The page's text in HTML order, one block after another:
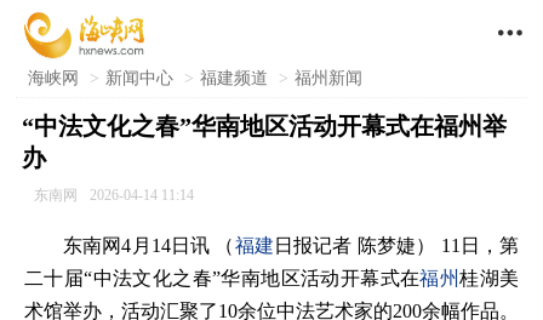

海峡网 > 新闻中心 > 福建频道 > 福州新闻
“中法文化之春”华南地区活动开幕式在福州举
办
东南网 2026-04-14 11:14
东南网4月14日讯 （福建 日报记者 陈梦婕） 11日，第
二十届“中法文化之春”华南地区活动开幕式在福州桂湖美
术馆举办，活动汇聚了10余位中法艺术家的200余幅作品。